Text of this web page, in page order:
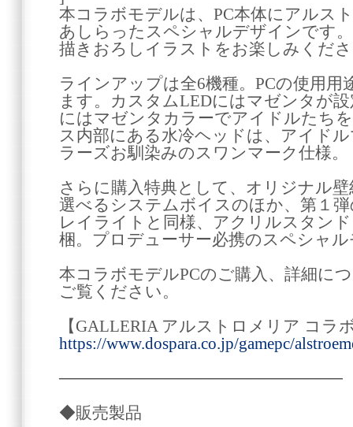
本コラボモデルは、PC本体にアルス
あしらったスペシャルデザインです
描きおろしイラストをお楽しみくだ
ラインアップは全6機種。PCの使用
ます。カスタムLEDにはマゼンタが
にはマゼンタカラーでアイドルたち
ス内部にある水冷ヘッドは、アイド
ラーズお馴染みのスワンマーク仕様。
さらに購入特典として、オリジナル
選べるシステムボイスのほか、第１
レイライトと同様、アクリルスタン
梱。プロデューサー必携のスペシャ
本コラボモデルPCのご購入、詳細に
ご覧ください。
【GALLERIA アルストロメリア コラ
https://www.dospara.co.jp/gamepc/
────────────────────────
◆販売製品